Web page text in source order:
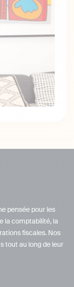
pensée pour les
la comptabilité, la
fiscales. Nos
tout au long de leur